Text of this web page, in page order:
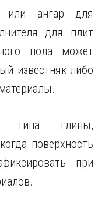
или ангар для
для плит
пола может
известняк либо
типа глины,
поверхность
при